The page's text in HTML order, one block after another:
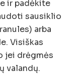
ir padėkite
sausiklio
arba
Visiškas
jei drėgmės
valandų.